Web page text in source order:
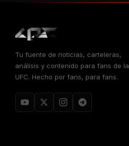
Tu fuente de noticias, carteleras,
análisis y contenido para fans de la
UFC. Hecho por fans, para fans.